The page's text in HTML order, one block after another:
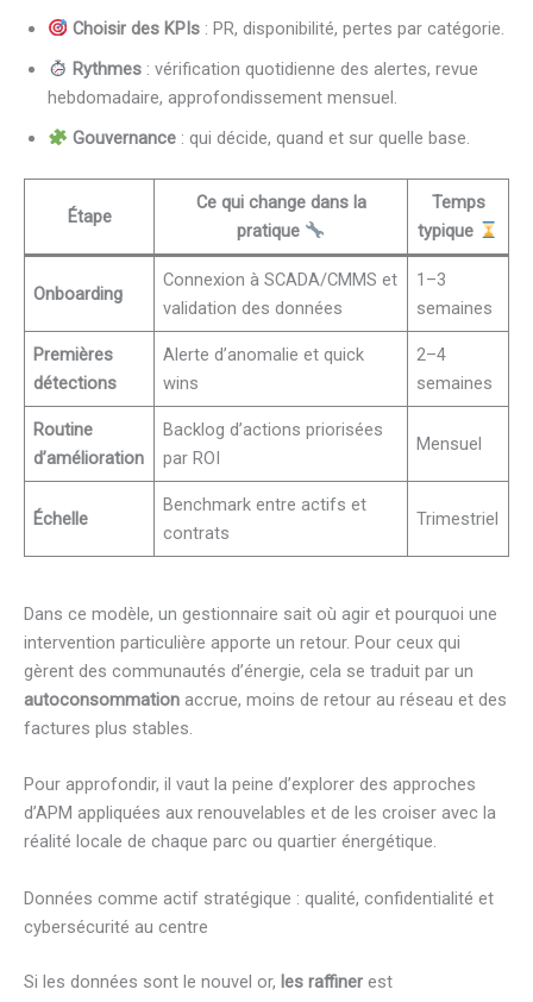
Choisir des KPIs: PR, disponibilité, pertes par catégorie.
Rythmes: vérification quotidienne des alertes, revue
hebdomadaire, approfondissement mensuel.
Gouvernance: qui décide, quand et sur quelle base.
Étape
Ce qui change dans la
pratique
Temps
typique
Onboarding
Connexion à SCADA/CMMS et
validation des données
1–3
semaines
Premières
détections
Alerte d’anomalie et quick
wins
2–4
semaines
Routine
d’amélioration
Backlog d’actions priorisées
par ROI
Mensuel
Échelle
Benchmark entre actifs et
contrats
Trimestriel
Dans ce modèle, un gestionnaire sait où agir et pourquoi une
intervention particulière apporte un retour. Pour ceux qui
gèrent des communautés d’énergie, cela se traduit par un
autoconsommation accrue, moins de retour au réseau et des
factures plus stables.
Pour approfondir, il vaut la peine d’explorer des approches
d’APM appliquées aux renouvelables et de les croiser avec la
réalité locale de chaque parc ou quartier énergétique.
Données comme actif stratégique : qualité, confidentialité et
cybersécurité au centre
Si les données sont le nouvel or, les raffiner est